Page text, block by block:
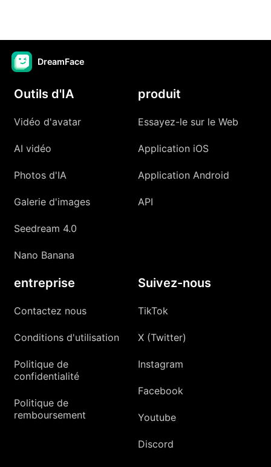
DreamFace
Outils d'IA
Vidéo d'avatar
AI vidéo
Photos d'IA
Galerie d'images
Seedream 4.0
Nano Banana
produit
Essayez-le sur le Web
Application iOS
Application Android
API
entreprise
Contactez nous
Conditions d'utilisation
Politique de
confidentialité
Politique de
remboursement
Suivez-nous
TikTok
X (Twitter)
Instagram
Facebook
Youtube
Discord